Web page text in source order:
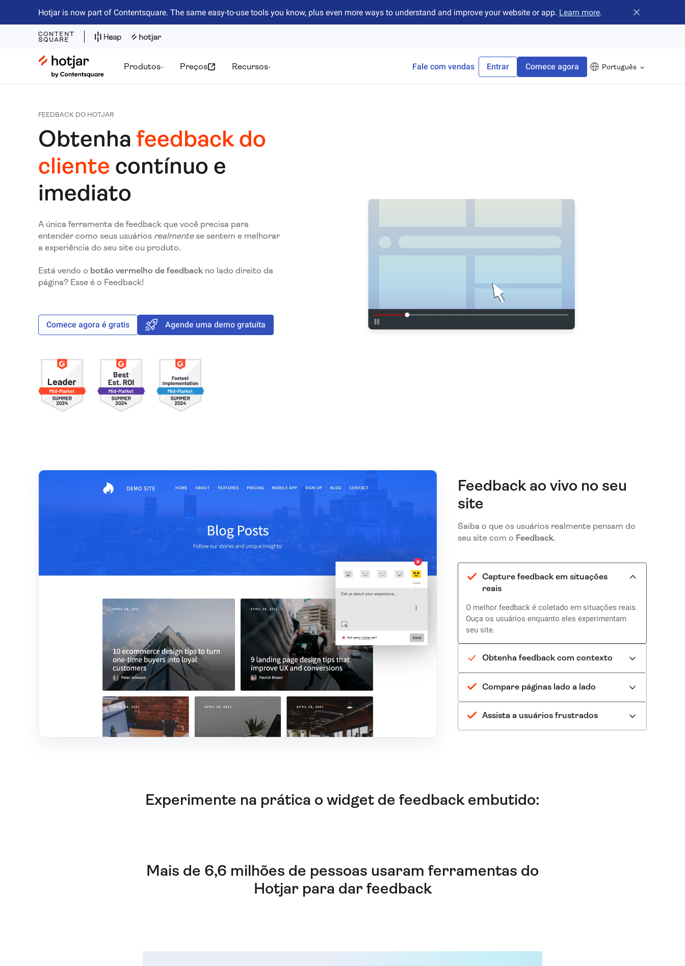
Hotjar is now part of Contentsquare. The same easy-to-use tools you know, plus even more ways to understand and improve your website or app. Learn more. Fechar o
Hotjar Logo
Produtos Preços Recursos Fale com vendas Entrar Comece agora Português
FEEDBACK DO HOTJAR
Obtenha feedback do
cliente contínuo e
imediato
A única ferramenta de feedback que você precisa para
entender como seus usuários realmentese sentem e melhorar
a experiência do seu site ou produto.
Está vendo o botão vermelho de feedbackno lado direito da
página? Esse é o Feedback!
Comece agora é gratis Agende uma demo gratuita
Feedback ao vivo no seu
site
Saiba o que os usuários realmente pensam do
seu site com o Feedback.
Capture feedback em situações
reais
O melhor feedback é coletado em situações reais.
Ouça os usuários enquanto eles experimentam
seu site.
Obtenha feedback com contexto
Compare páginas lado a lado
Assista a usuários frustrados
Experimente na prática o widget de feedback embutido:
Mais de 6,6 milhões de pessoas usaram ferramentas do
Hotjar para dar feedback